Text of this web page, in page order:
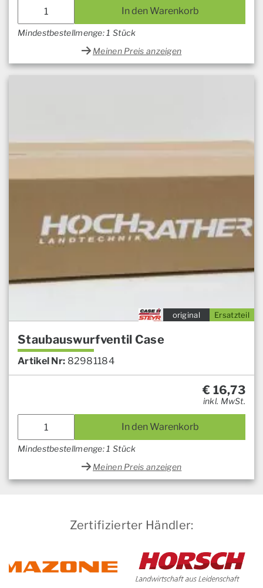
In den Warenkorb
Mindestbestellmenge: 1 Stück
Meinen Preis anzeigen
Ersatzteil
original
Staubauswurfventil Case
Artikel Nr: 82981184
€ 16,73
inkl. MwSt.
In den Warenkorb
Mindestbestellmenge: 1 Stück
Meinen Preis anzeigen
Zertifizierter Händler: